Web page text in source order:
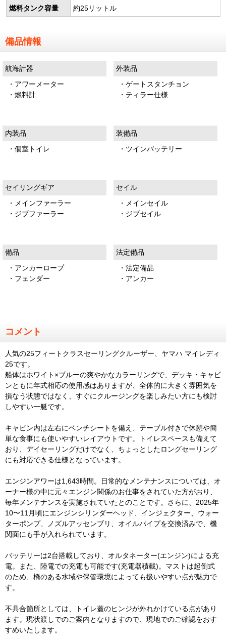
燃料タンク容量 約25リットル
備品情報
航海計器
・アワーメーター
・燃料計
外装品
・ゲートスタンチョン
・ティラー仕様
内装品
・個室トイレ
装備品
・ツインバッテリー
セイリングギア
・メインファーラー
・ジブファーラー
セイル
・メインセイル
・ジブセイル
備品
・アンカーロープ
・フェンダー
法定備品
・法定備品
・アンカー
コメント
人気の25フィートクラスセーリングクルーザー、ヤマハ マイレディ
25です。
船体はホワイト×ブルーの爽やかなカラーリングで、デッキ・キャビ
ンともに年式相応の使用感はありますが、全体的に大きく雰囲気を
損なう状態ではなく、すぐにクルージングを楽しみたい方にも検討
しやすい一艇です。
キャビン内は左右にベンチシートを備え、テーブル付きで休憩や簡
単な食事にも使いやすいレイアウトです。トイレスペースも備えて
おり、デイセーリングだけでなく、ちょっとしたロングセーリング
にも対応できる仕様となっています。
エンジンアワーは1,643時間。日常的なメンテナンスについては、オ
ーナー様の中に元々エンジン関係のお仕事をされていた方がおり、
毎年メンテナンスを実施されていたとのことです。さらに、2025年
10〜11月頃にエンジンシリンダーヘッド、インジェクター、ウォー
ターポンプ、ノズルアッセンブリ、オイルパイプを交換済みで、機
関面にも手が入れられています。
バッテリーは2台搭載しており、オルタネーター(エンジン)による充
電。また、陸電での充電も可能です(充電器積載)。マストは起倒式
のため、橋のある水域や保管環境によっても扱いやすい点が魅力で
す。
不具合箇所としては、トイレ蓋のヒンジが外れかけている点があり
ます。現状渡しでのご案内となりますので、現地でのご確認をおす
すめいたします。